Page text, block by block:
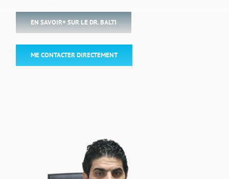
EN SAVOIR+ SUR LE DR. BALTI
ME CONTACTER DIRECTEMENT